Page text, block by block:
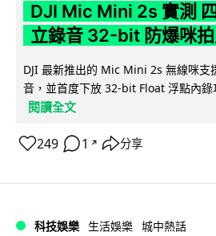
DJI Mic Mini 2s 實測
立錄音 32-bit 防爆咪
DJI 最新推出的 Mic Mini 2s 無線咪支
音，並首度下放 32-bit Float 浮點內錄
閱讀全文
249 1 ↗ 分享
科技娛樂 生活娛樂 城中熱話